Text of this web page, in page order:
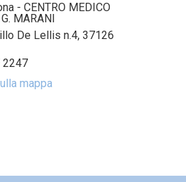
- CENTRO MEDICO
MARANI
De Lellis n.4, 37126
2247
mappa